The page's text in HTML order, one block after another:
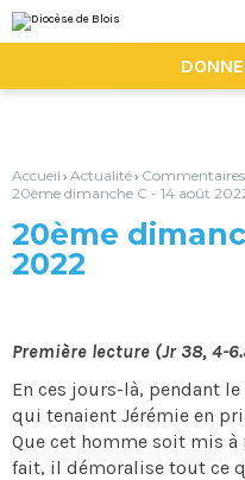
au
contenu.
la
personnels
Accueil › Actualité›
20ème dimanche C - 14 août
20ème
2022
Première lecture (Jr 38, 4-
En ces jours-là, pendant
qui tenaient Jérémie en
Que cet homme soit mis
fait, il démoralise tout ce